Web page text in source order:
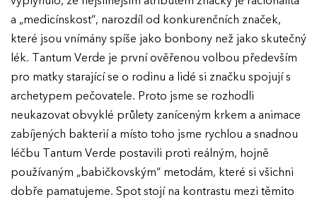
Ročník 2023
Ročník 2022
Ročník 2021
Ročník 2020
Ročník 2019
Ročník 2018
Ročník 2017
a „medicínskost“, narozdíl od konkurenčních značek,
které jsou vnímány spíše jako bonbony než jako skutečný
lék. Tantum Verde je první ověřenou volbou především
pro matky starající se o rodinu a lidé si značku spojují s
archetypem pečovatele. Proto jsme se rozhodli
neukazovat obvyklé průlety zaníceným krkem a animace
zabíjených bakterií a místo toho jsme rychlou a snadnou
léčbu Tantum Verde postavili proti reálným, hojně
používaným „babičkovským“ metodám, které si všichni
dobře pamatujeme. Spot stojí na kontrastu mezi těmito